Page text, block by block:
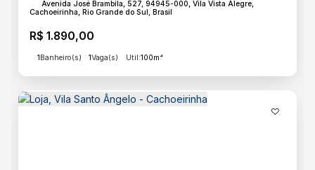
R$ 1.890,00
Avenida José Brambila, 527, 94945-000, Vila Vista Alegre,
Cachoeirinha, Rio Grande do Sul, Brasil
1Banheiro(s) 1Vaga(s) Útil:100m²